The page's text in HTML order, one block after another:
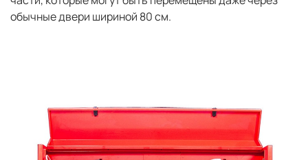
обычные двери шириной 80 см.